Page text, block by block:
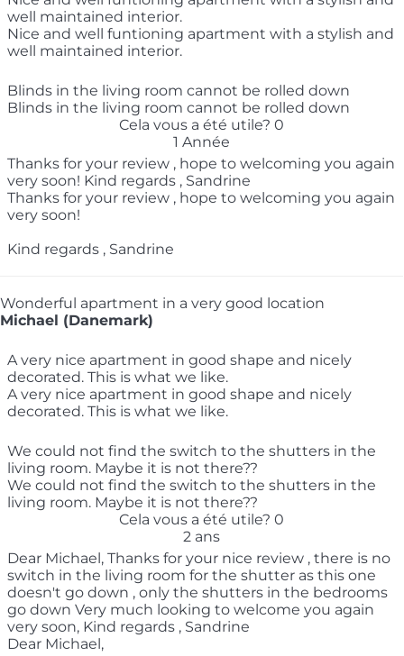
well maintained interior.
Nice and well funtioning apartment with a stylish and
well maintained interior.
Blinds in the living room cannot be rolled down
Blinds in the living room cannot be rolled down
Cela vous a été utile? 0
1 Année
Thanks for your review , hope to welcoming you again
very soon! Kind regards , Sandrine
Thanks for your review , hope to welcoming you again
very soon!
Kind regards , Sandrine
Wonderful apartment in a very good location
Michael (Danemark)
A very nice apartment in good shape and nicely
decorated. This is what we like.
A very nice apartment in good shape and nicely
decorated. This is what we like.
We could not find the switch to the shutters in the
living room. Maybe it is not there??
We could not find the switch to the shutters in the
living room. Maybe it is not there??
Cela vous a été utile? 0
2 ans
Dear Michael, Thanks for your nice review , there is no
switch in the living room for the shutter as this one
doesn't go down , only the shutters in the bedrooms
go down Very much looking to welcome you again
very soon, Kind regards , Sandrine
Dear Michael,